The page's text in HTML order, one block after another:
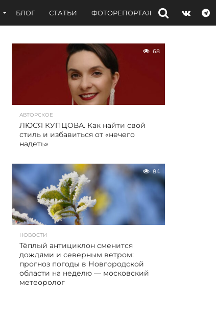
БЛОГ СТАТЬИ ФОТОРЕПОРТАЖИ ИНТЕРВЬЮ
68
АВТОРСКОЕ
ЛЮСЯ КУПЦОВА. Как найти свой
стиль и избавиться от «нечего
надеть»
84
НОВОСТИ
Тёплый антициклон сменится
дождями и северным ветром:
прогноз погоды в Новгородской
области на неделю — московский
метеоролог